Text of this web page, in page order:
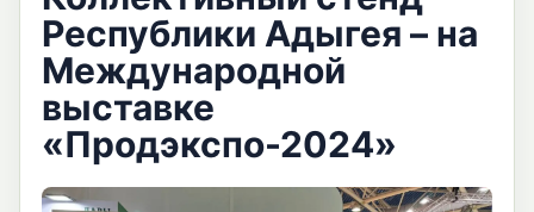
Республики Адыгея – на
Международной
выставке
«Продэкспо-2024»